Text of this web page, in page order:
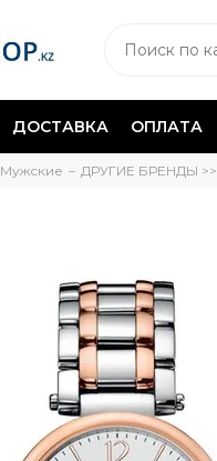
ДОСТАВКА ОПЛАТА
Мужские ДРУГИЕ БРЕНДЫ >>